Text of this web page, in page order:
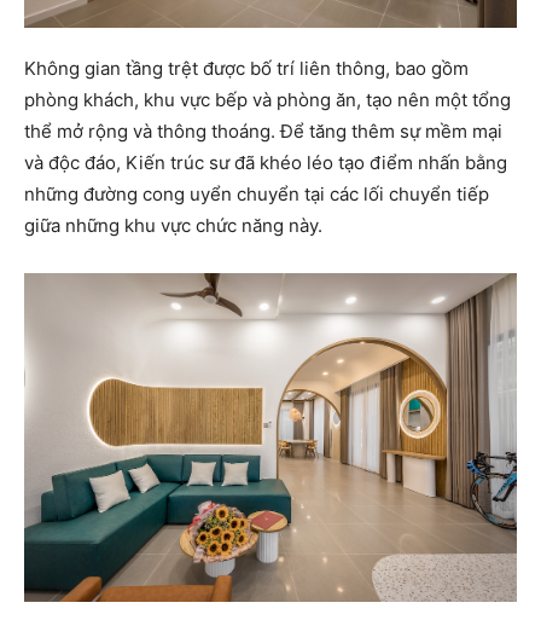
Không gian tầng trệt được bố trí liên thông, bao gồm
phòng khách, khu vực bếp và phòng ăn, tạo nên một tổng
thể mở rộng và thông thoáng. Để tăng thêm sự mềm mại
và độc đáo, Kiến trúc sư đã khéo léo tạo điểm nhấn bằng
những đường cong uyển chuyển tại các lối chuyển tiếp
giữa những khu vực chức năng này.